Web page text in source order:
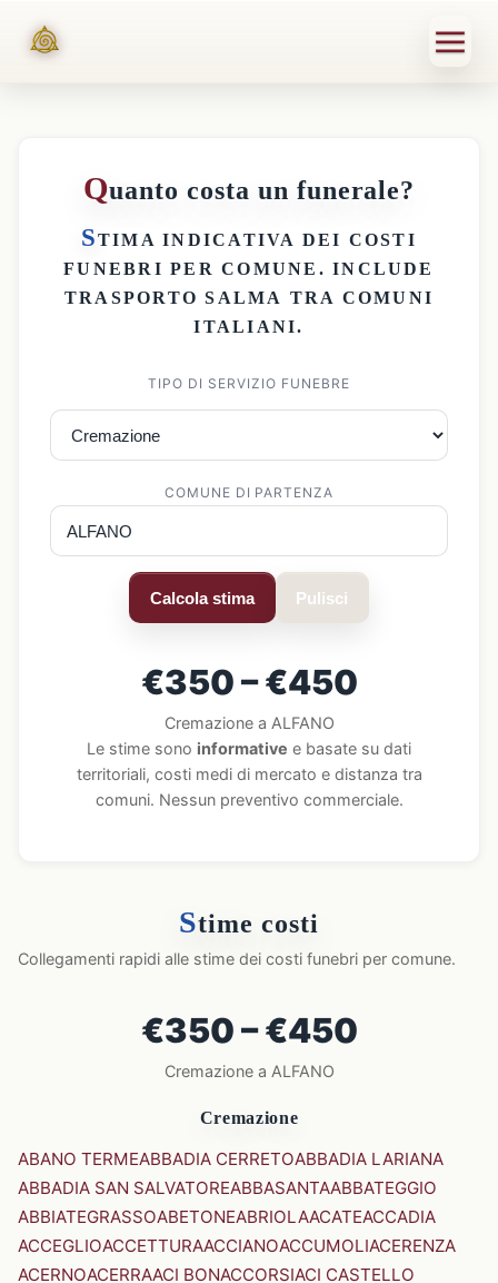
Quanto costa un funerale?
STIMA INDICATIVA DEI COSTI
FUNEBRI PER COMUNE . INCLUDE
TRASPORTO SALMA TRA COMUNI
ITALIANI.
TIPO DI SERVIZIO FUNEBRE
COMUNE DI PARTENZA
Calcola stima Pulisci
€350 – €450
Cremazione a ALFANO
Le stime sono informative e basate su dati
territoriali, costi medi di mercato e distanza tra
comuni. Nessun preventivo commerciale.
Stime costi
Collegamenti rapidi alle stime dei costi funebri per comune.
€350 – €450
Cremazione a ALFANO
Cremazione
ABANO TERMEABBADIA CERRETOABBADIA LARIANA
ABBADIA SAN SALVATOREABBASANTAABBATEGGIO
ABBIATEGRASSOABETONEABRIOLAACATEACCADIA
ACCEGLIOACCETTURAACCIANOACCUMOLIACERENZA
ACERNOACERRAACI BONACCORSIACI CASTELLO